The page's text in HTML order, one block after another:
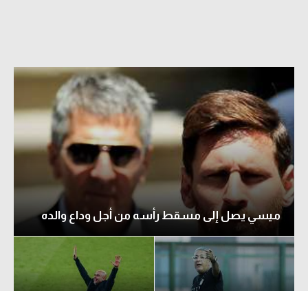
ميسي يصل إلى مسقط رأسه من أجل وداع والده